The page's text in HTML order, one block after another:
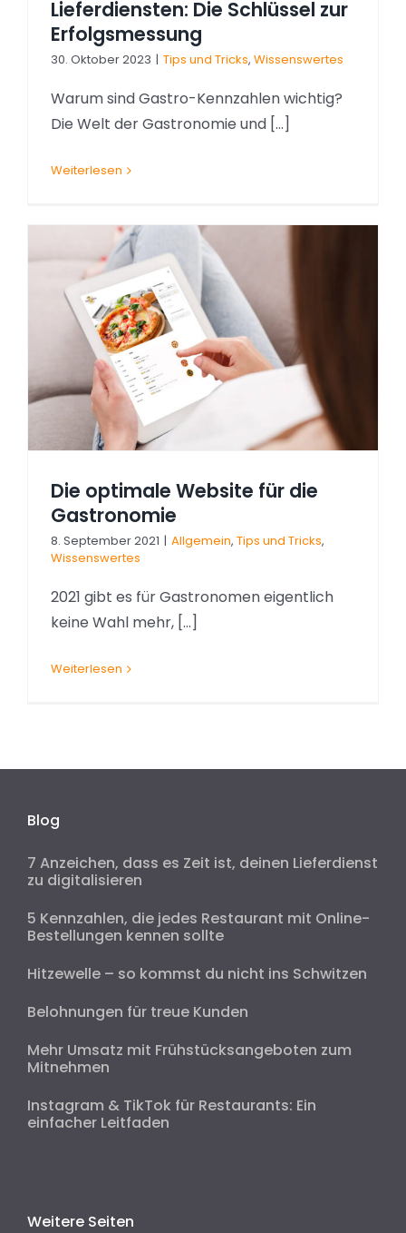
Lieferdiensten: Die Schlüssel zur
Erfolgsmessung
30. Oktober 2023 | Tips und Tricks, Wissenswertes
Warum sind Gastro-Kennzahlen wichtig?
Die Welt der Gastronomie und [...]
Weiterlesen
Die optimale Website für die
Gastronomie
8. September 2021 | Allgemein, Tips und Tricks,
Wissenswertes
2021 gibt es für Gastronomen eigentlich
keine Wahl mehr, [...]
Weiterlesen
Blog
7 Anzeichen, dass es Zeit ist, deinen Lieferdienst
zu digitalisieren
5 Kennzahlen, die jedes Restaurant mit Online-
Bestellungen kennen sollte
Hitzewelle – so kommst du nicht ins Schwitzen
Belohnungen für treue Kunden
Mehr Umsatz mit Frühstücksangeboten zum
Mitnehmen
Instagram & TikTok für Restaurants: Ein
einfacher Leitfaden
Weitere Seiten